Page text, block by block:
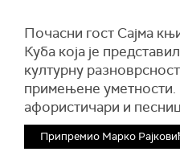
Почасни гост Сајма
Куба која је
културну
примењене уметности.
афористичари и
Припремио Марко